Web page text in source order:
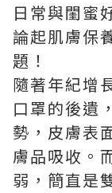
日常與閨蜜
論起肌膚保
題！
隨著年紀增
口罩的後遺
勢，皮膚表
膚品吸收。
弱，簡直是